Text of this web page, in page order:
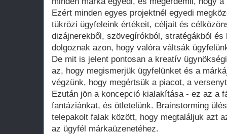
Ezért minden egyes projektnél egyedi
tükrözi ügyfeleink értékeit, céljait és
dizájnerekből, szövegírókból, stratégákból
dolgoznak azon, hogy valóra váltsák
De mit is jelent pontosan a kreatív
az, hogy megismerjük ügyfelünket és a
végzünk, hogy megértsük a piacot, a
Ezután jön a koncepció kialakítása - ez az a
fantáziánkat, és ötletelünk. Brainstorming
telepakolt falak között, hogy megtaláljuk azt
az ügyfél márkaüzenetéhez.